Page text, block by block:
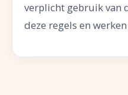
verplicht gebruik van
deze regels en